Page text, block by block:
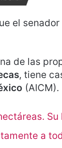
el senador
de las
, tiene
(AICM).
Su
a